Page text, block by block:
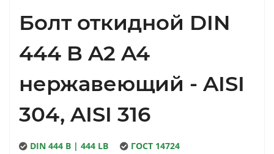
Болт откидной DIN
444 B A2 A4
нержавеющий - AISI
304, AISI 316
DIN 444 B | 444 LB ГОСТ 14724